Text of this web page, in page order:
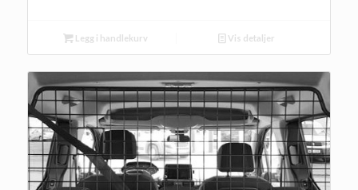
Legg i handlekurv Vis detaljer